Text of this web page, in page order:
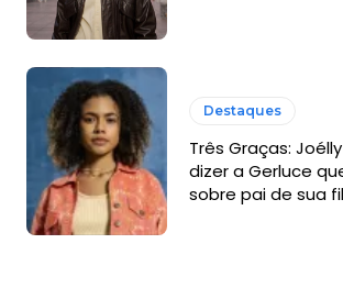
Destaques
Três Graças:
dizer a Gerluce
sobre pai de sua